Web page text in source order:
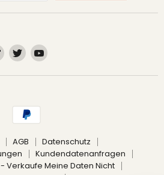
Finden
Sie
uns
TikTok
Finden
Sie
uns
Twitter
Finden
uns
AGB
Datenschutz
Kundendatenanfragen
- Verkaufe Meine Daten Nicht